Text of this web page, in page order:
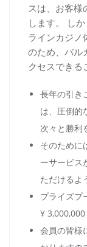
スは、お客様
します。 し
ラインカジノ
のため、バル
クセスできる
長年の引き
は、圧倒的
次々と勝利
そのために
ーサービス
ただけるよ
プライズプ
¥ 3,000,000
会員の皆様